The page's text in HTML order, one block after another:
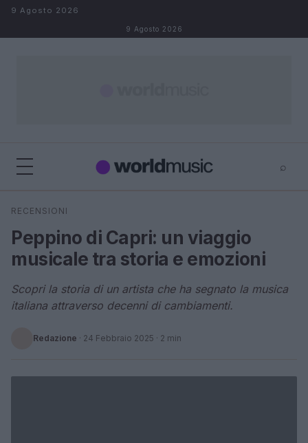
Salta al contenuto
9 Agosto 2026
9 Agosto 2026
⌕
Cerca
RECENSIONI
Peppino di Capri: un viaggio
musicale tra storia e emozioni
Scopri la storia di un artista che ha segnato la musica
italiana attraverso decenni di cambiamenti.
Redazione · 24 Febbraio 2025 · 2 min